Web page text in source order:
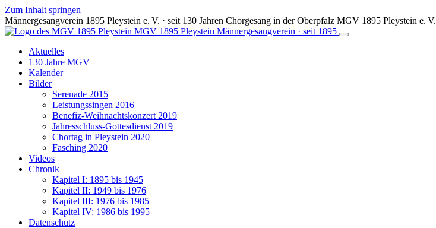
Zum Inhalt springen
Männergesangverein 1895 Pleystein e. V. · seit 130 Jahren Chorgesang in der Oberpfalz MGV 1895 Pleystein e. V.
MGV 1895 Pleystein Männergesangverein · seit 1895
Aktuelles
130 Jahre MGV
Kalender
Bilder
Serenade 2015
Leistungssingen 2016
Benefiz-Weihnachtskonzert 2019
Jahresschluss-Gottesdienst 2019
Chortag in Pleystein 2020
Fasching 2020
Videos
Chronik
Kapitel I: 1895 bis 1945
Kapitel II: 1949 bis 1976
Kapitel III: 1976 bis 1985
Kapitel IV: 1986 bis 1995
Datenschutz